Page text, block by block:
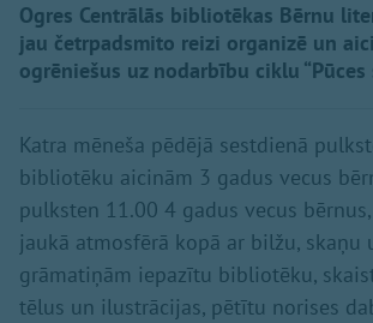
Ogres Centrālās bibliotēkas Bērnu
jau četrpadsmito reizi organizē un
ogrēniešus uz nodarbību ciklu “Pūces
Katra mēneša pēdējā sestdienā
bibliotēku aicinām 3 gadus vecus
pulksten 11.00 4 gadus vecus
jaukā atmosfērā kopā ar bilžu, skaņu
grāmatiņām iepazītu bibliotēku,
tēlus un ilustrācijas, pētītu norises